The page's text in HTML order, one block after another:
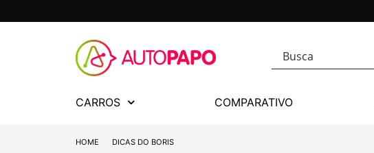
CARROS COMPARATIVO
HOME DICAS DO BORIS